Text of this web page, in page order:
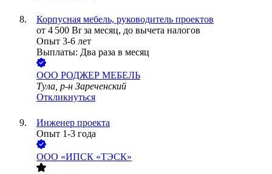
Корпусная мебель, руководитель проектов
от 4 500 Br за месяц, до вычета налогов
Опыт 3-6 лет
Выплаты: Два раза в месяц
ООО РОДЖЕР МЕБЕЛЬ
Тула, р-н Зареченский
Откликнуться
Инженер проекта
Опыт 1-3 года
ООО «ИПСК «ТЭСК»